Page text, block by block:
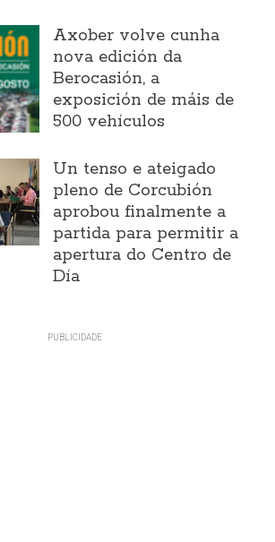
Axober volve cunha
nova edición da
Berocasión, a
exposición de máis de
500 vehículos
Un tenso e ateigado
pleno de Corcubión
aprobou finalmente a
partida para permitir a
apertura do Centro de
Día